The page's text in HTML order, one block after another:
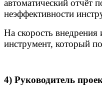
автоматический отчёт
неэффективности
На скорость внедрения
инструмент, который
4) Руководитель